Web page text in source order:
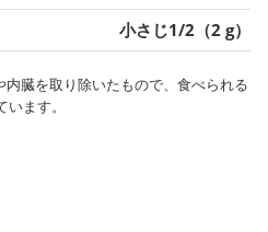
小さじ1/2（2 g）
臓を取り除いたもので、食べられる
ます。